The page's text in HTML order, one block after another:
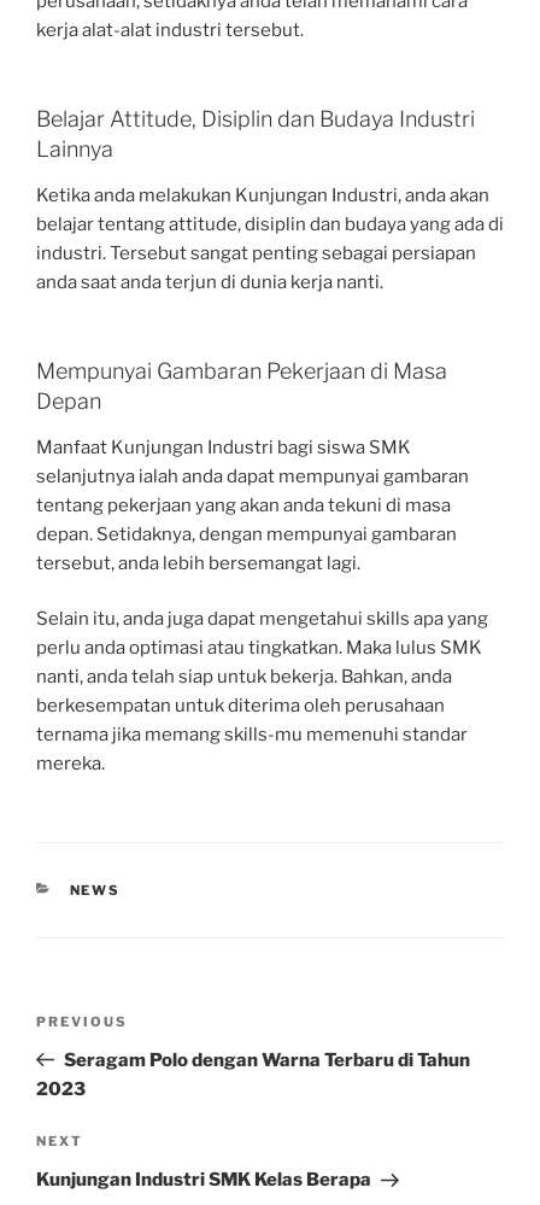
kerja alat-alat industri tersebut.
Belajar Attitude, Disiplin dan Budaya Industri
Lainnya
Ketika anda melakukan Kunjungan Industri, anda akan
belajar tentang attitude, disiplin dan budaya yang ada di
industri. Tersebut sangat penting sebagai persiapan
anda saat anda terjun di dunia kerja nanti.
Mempunyai Gambaran Pekerjaan di Masa
Depan
Manfaat Kunjungan Industri bagi siswa SMK
selanjutnya ialah anda dapat mempunyai gambaran
tentang pekerjaan yang akan anda tekuni di masa
depan. Setidaknya, dengan mempunyai gambaran
tersebut, anda lebih bersemangat lagi.
Selain itu, anda juga dapat mengetahui skills apa yang
perlu anda optimasi atau tingkatkan. Maka lulus SMK
nanti, anda telah siap untuk bekerja. Bahkan, anda
berkesempatan untuk diterima oleh perusahaan
ternama jika memang skills-mu memenuhi standar
mereka.
CATEGORIES
NEWS
Previous
Post
PREVIOUS
Seragam Polo dengan Warna Terbaru di Tahun
2023
Next
Post
NEXT
Kunjungan Industri SMK Kelas Berapa